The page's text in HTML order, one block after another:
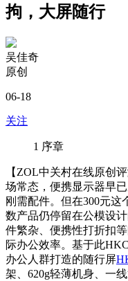
拘，大屏随行
吴佳奇
原创
06-18
关注
1 序章
【ZOL中关村在线原创
场常态，便携显示器早
刚需配件。但在300元
数产品仍停留在公模设
件繁杂、便携性打折扣
际办公效率。基于此
办公人群打造的随行屏
架、620g轻薄机身、一